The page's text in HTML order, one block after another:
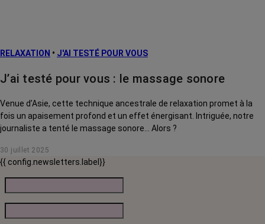
RELAXATION • J'AI TESTÉ POUR VOUS
J’ai testé pour vous : le massage sonore
Venue d’Asie, cette technique ancestrale de relaxation promet à la
fois un apaisement profond et un effet énergisant. Intriguée, notre
journaliste a tenté le massage sonore… Alors ?
30 juillet 2025
{{ config.newsletters.label}}